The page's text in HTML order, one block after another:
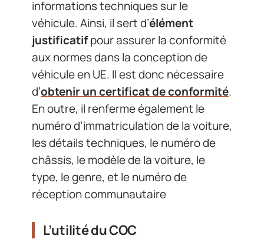
informations techniques sur le
véhicule. Ainsi, il sert d’élément
justificatifpour assurer la conformité
aux normes dans la conception de
véhicule en UE. Il est donc nécessaire
d’obtenir un certificat de conformité.
En outre, il renferme également le
numéro d’immatriculation de la voiture,
les détails techniques, le numéro de
châssis, le modèle de la voiture, le
type, le genre, et le numéro de
réception communautaire
L’utilité du COC